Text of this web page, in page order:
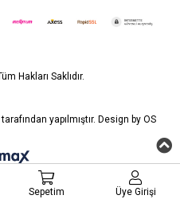
Hakları Saklıdır.
tarafından yapılmıştır. Design by OS
Sepetim Üye Girişi